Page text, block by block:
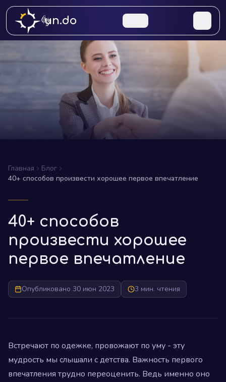
un.do
Главная
Блог
40+ способов произвести хорошее первое впечатление
40+ способов
произвести хорошее
первое впечатление
Опубликовано 30 июн 2023 3 мин. чтения
Встречают по одежке, провожают по уму - эту
мудрость мы слышали с детства. Важность первого
впечатления трудно переоценить. Ведь именно оно